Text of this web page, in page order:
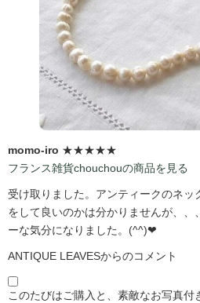
momo-iro ★★★★★
フランス雑貨chouchouの商品を見る
受け取りました。アンティークのネッ
をして良いのかは分かりませんが、
ーな気分になりました。(^^)❤
ANTIQUE LEAVESからのコメント
このたびはご購入と、素敵なお写真